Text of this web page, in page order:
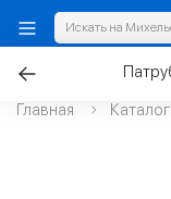
Главная Каталог